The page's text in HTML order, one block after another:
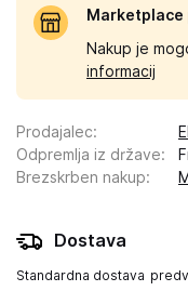
Marketplace
Nakup je
informacij
Prodajalec:
Odpremlja iz države:
Brezskrben nakup:
Dostava
Standardna dostava